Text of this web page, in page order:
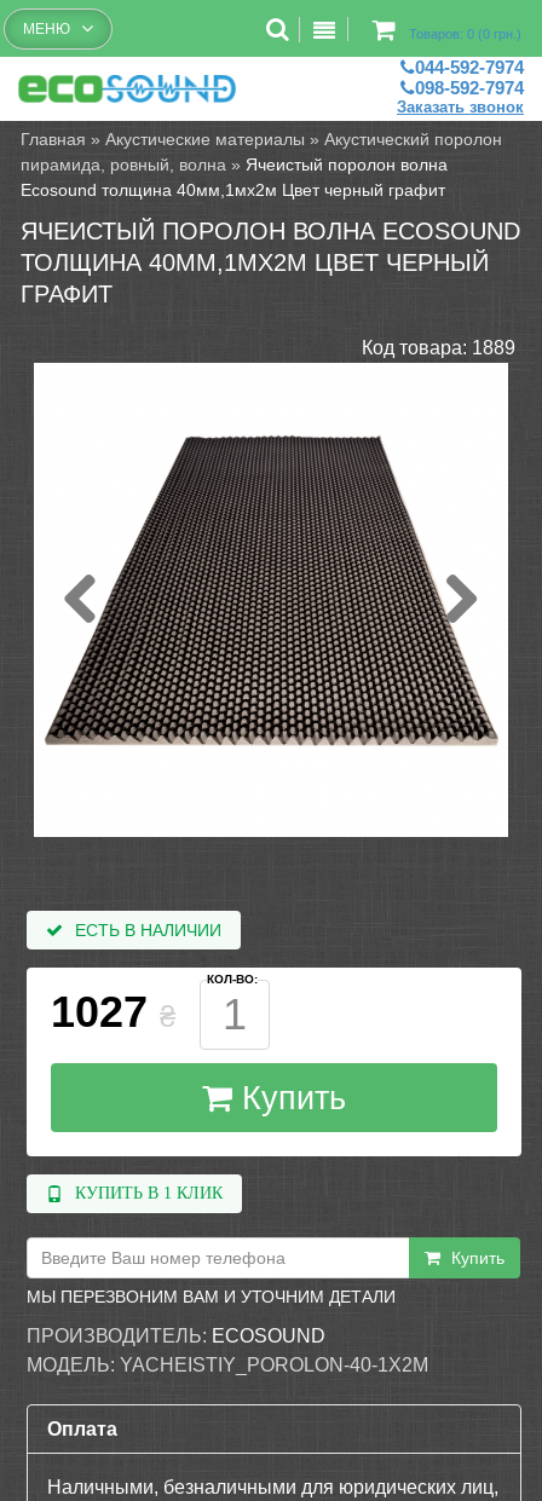
Бесплатный рассчет помещений
Товаров: 0 (0 грн.)
МЕНЮ
044-592-7974
098-592-7974
Заказать звонок
Главная »Акустические материалы »Акустический поролон
пирамида, ровный, волна » Ячеистый поролон волна
Ecosound толщина 40мм,1мх2м Цвет черный графит
ЯЧЕИСТЫЙ ПОРОЛОН ВОЛНА ECOSOUND
ТОЛЩИНА 40ММ,1МХ2М ЦВЕТ ЧЕРНЫЙ
ГРАФИТ
Код товара: 1889
ЕСТЬ В НАЛИЧИИ
1027 ₴
КОЛ-ВО:
Купить
КУПИТЬ В 1 КЛИК
Купить
МЫ ПЕРЕЗВОНИМ ВАМ И УТОЧНИМ ДЕТАЛИ
ПРОИЗВОДИТЕЛЬ: ECOSOUND
МОДЕЛЬ: YACHEISTIY_POROLON-40-1Х2М
Оплата
Наличными, безналичными для юридических лиц,